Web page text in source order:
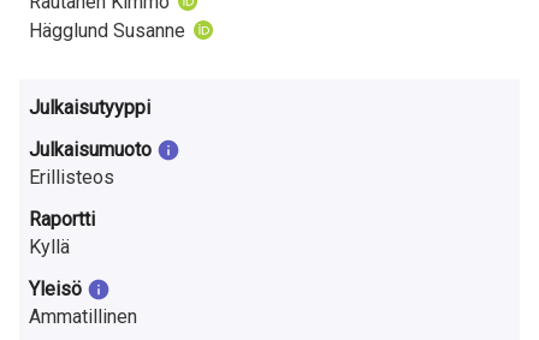
u
o
m
e
s
s
a
Hägglund Susanne
Julkaisutyyppi
Julkaisumuoto
Erillisteos
Raportti
Kyllä
Yleisö
Ammatillinen